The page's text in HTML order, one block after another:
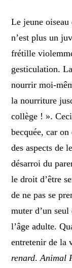
Le jeune
n’est plus un
frétille
gesticulation.
nourrir moi-
la nourriture
collège ! ».
becquée, car
des aspects de
désarroi du
le droit d’être
de ne pas se
muter d’un
l’âge adulte.
entretenir de la
renard.Animal